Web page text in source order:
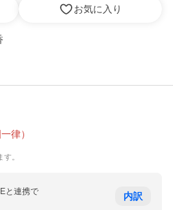
お気に入り
律）
。
と連携で 内訳